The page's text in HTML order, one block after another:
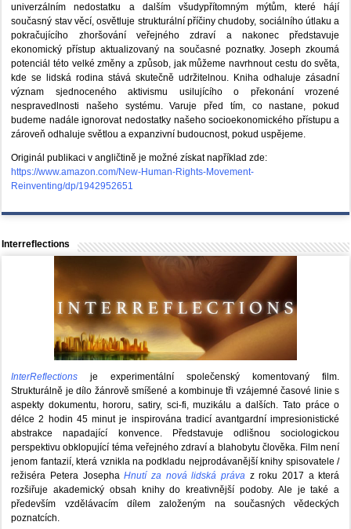
univerzálním nedostatku a dalším všudypřítomným mýtům, které hájí
současný stav věcí, osvětluje strukturální příčiny chudoby, sociálního útlaku a
pokračujícího zhoršování veřejného zdraví a nakonec představuje
ekonomický přístup aktualizovaný na současné poznatky. Joseph zkoumá
potenciál této velké změny a způsob, jak můžeme navrhnout cestu do světa,
kde se lidská rodina stává skutečně udržitelnou. Kniha odhaluje zásadní
význam sjednoceného aktivismu usilujícího o překonání vrozené
nespravedlnosti našeho systému. Varuje před tím, co nastane, pokud
budeme nadále ignorovat nedostatky našeho socioekonomického přístupu a
zároveň odhaluje světlou a expanzivní budoucnost, pokud uspějeme.
Originál publikaci v angličtině je možné získat například zde:
https://www.amazon.com/New-Human-Rights-Movement-
Reinventing/dp/1942952651
Interreflections
InterReflections je experimentální společenský komentovaný film.
Strukturálně je dílo žánrově smíšené a kombinuje tři vzájemné časové linie s
aspekty dokumentu, hororu, satiry, sci-fi, muzikálu a dalších. Tato práce o
délce 2 hodin 45 minut je inspirována tradicí avantgardní impresionistické
abstrakce napadající konvence. Představuje odlišnou sociologickou
perspektivu obklopující téma veřejného zdraví a blahobytu člověka. Film není
jenom fantazií, která vznikla na podkladu nejprodávanější knihy spisovatele /
režiséra Petera JosephaHnutí za nová lidská právaz roku 2017 a která
rozšiřuje akademický obsah knihy do kreativnější podoby. Ale je také a
především vzdělávacím dílem založeným na současných vědeckých
poznatcích.